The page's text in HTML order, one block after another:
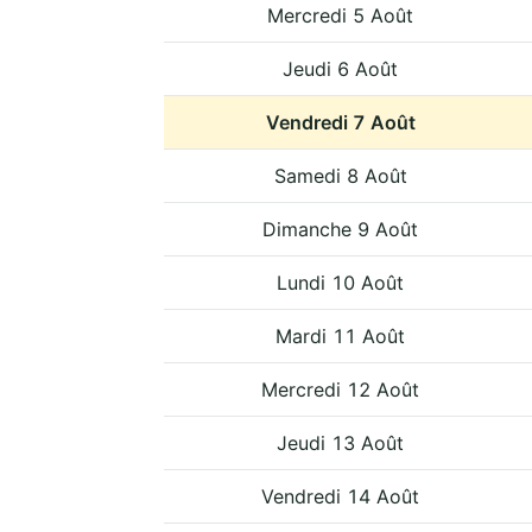
Mercredi 5 Août
Jeudi 6 Août
Vendredi 7 Août
Samedi 8 Août
Dimanche 9 Août
Lundi 10 Août
Mardi 11 Août
Mercredi 12 Août
Jeudi 13 Août
Vendredi 14 Août